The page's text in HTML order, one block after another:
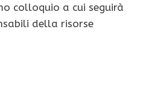
colloquio a cui seguirà
della risorse